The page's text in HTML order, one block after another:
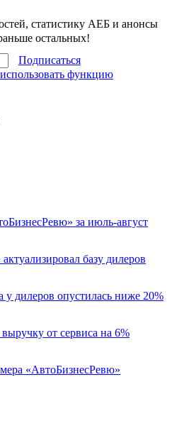
статистику АЕБ и анонсы
остальных!
Подписаться
за июль-август
базу дилеров
у дилеров опустилась ниже 20%
от сервиса на 6%
«АвтоБизнесРевю»